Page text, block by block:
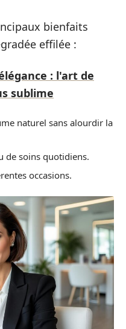
bienfaits
effilée :
: l'art de
sublime
naturel sans alourdir la
de soins quotidiens.
occasions.